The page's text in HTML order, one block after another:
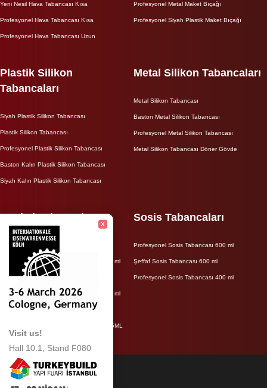
X
Visit us!
Hall 10.1, Stand F080
Yeni Nesil Hava Tabancası Kısa
Profesyonel Hava Tabancası Kısa
Profesyonel Hava Tabancası Uzun
Profesyonel Metal Maket Bıçağı
Profesyonel Siyah Plastik Maket Bıçağı
Plastik Silikon
Tabancaları
Siyah Plastik Silikon Tabancası
Plastik Silikon Tabancası
Profesyonel Plastik Silikon Tabancası
Baston Kalın Plastik Silikon Tabancası
Siyah Kalın Plastik Silikon Tabancası
Metal Silikon Tabancaları
Metal Silikon Tabancası
Baston Metal Silikon Tabancası
Profesyonel Metal Silikon Tabancası
Metal Silikon Tabancası Döner Gövde
Epoksi Tabancaları
Metal Epoksi Tabancası 345 ml
Profesyonel Metal Epoksi Tabancası 345 ml
Metal Epoksi Tabancası 410 ml
Profesyonel Metal Epoksi Tabancası 410 ml
Kalın Plastik Epoksi Tabancası 345 ml
Siyah Kalın Plastik Epoksi Tabancası 345ML
Sosis Tabancaları
Profesyonel Sosis Tabancası 600 ml
Şeffaf Sosis Tabancası 600 ml
Profesyonel Sosis Tabancası 400 ml